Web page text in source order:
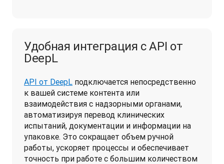
Удобная интеграция с API от
DeepL
API от DeepL подключается непосредственно
к вашей системе контента или
взаимодействия с надзорными органами,
автоматизируя перевод клинических
испытаний, документации и информации на
упаковке. Это сокращает объем ручной
работы, ускоряет процессы и обеспечивает
точность при работе с большим количеством